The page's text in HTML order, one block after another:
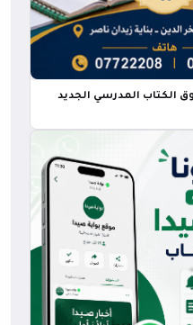
الكتاب المدرسي الجديد